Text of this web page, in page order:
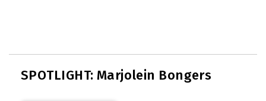
SPOTLIGHT: Marjolein Bongers